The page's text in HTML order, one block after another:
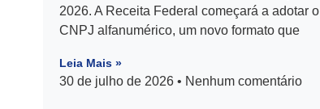
2026. A Receita Federal começará a adotar o
CNPJ alfanumérico, um novo formato que
Leia Mais »
30 de julho de 2026 Nenhum comentário